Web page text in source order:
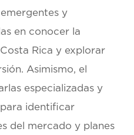
y
en conocer la
Rica y explorar
Asimismo, el
especializadas y
identificar
del mercado y planes